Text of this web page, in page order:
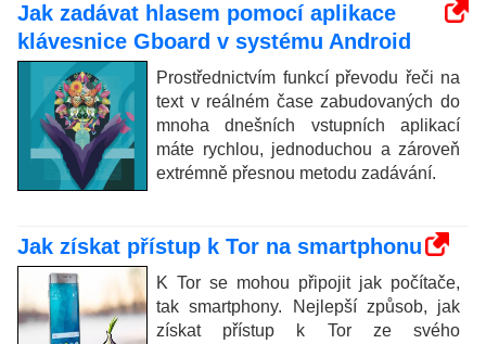
Jak zadávat hlasem pomocí aplikace
klávesnice Gboard v systému Android
Prostřednictvím funkcí převodu řeči na
text v reálném čase zabudovaných do
mnoha dnešních vstupních aplikací
máte rychlou, jednoduchou a zároveň
extrémně přesnou metodu zadávání.
Jak získat přístup k Tor na smartphonu
K Tor se mohou připojit jak počítače,
tak smartphony. Nejlepší způsob, jak
získat přístup k Tor ze svého